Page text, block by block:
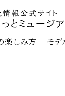
楽しみ方 モデ